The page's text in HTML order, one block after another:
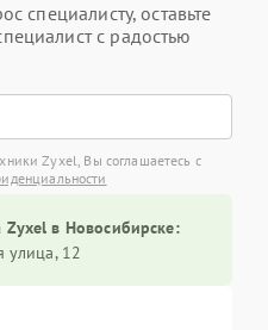
специалисту, оставьте
с радостью
Zyxel, Вы соглашаетесь с
Zyxel в Новосибирске:
улица, 12